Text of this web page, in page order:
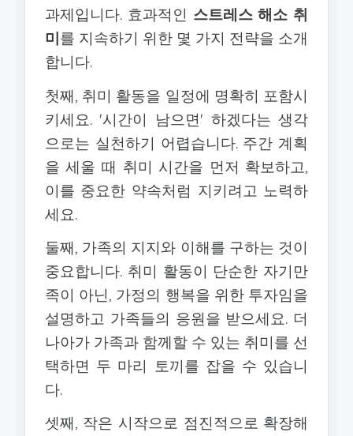
과제입니다. 효과적인 스트레스 해소 취
미 를 지속하기 위한 몇 가지 전략을 소개
합니다.
첫째, 취미 활동을 일정에 명확히 포함시
키세요. '시간이 남으면' 하겠다는 생각
으로는 실천하기 어렵습니다. 주간 계획
을 세울 때 취미 시간을 먼저 확보하고,
이를 중요한 약속처럼 지키려고 노력하
세요.
둘째, 가족의 지지와 이해를 구하는 것이
중요합니다. 취미 활동이 단순한 자기만
족이 아닌, 가정의 행복을 위한 투자임을
설명하고 가족들의 응원을 받으세요. 더
나아가 가족과 함께할 수 있는 취미를 선
택하면 두 마리 토끼를 잡을 수 있습니
다.
셋째, 작은 시작으로 점진적으로 확장해